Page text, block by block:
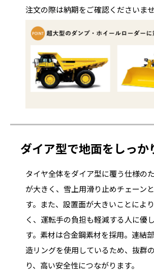
注文の際は納期をご確認くださいませ
ダイア型で地面をしっか
タイヤ全体をダイア型に覆う仕様の
が大きく、雪上用滑り止めチェーン
す。また、設置面が大きいことによ
く、運転手の負担も軽減する人に優
す。素材は合金鋼素材を採用。連結
造リングを使用しているため、抜群
り、高い安全性につながります。